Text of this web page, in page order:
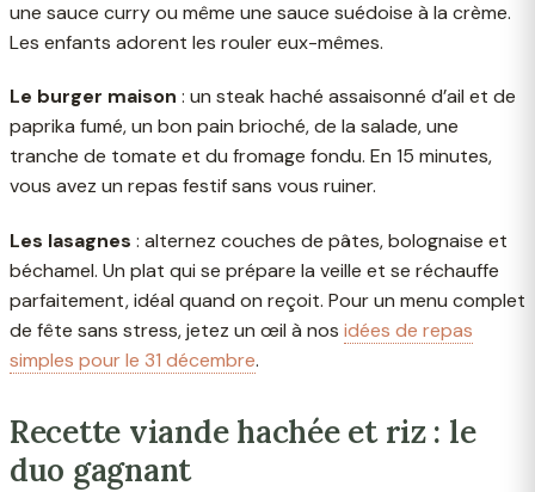
une sauce curry ou même une sauce suédoise à la crème.
Les enfants adorent les rouler eux-mêmes.
Le burger maison : un steak haché assaisonné d’ail et de
paprika fumé, un bon pain brioché, de la salade, une
tranche de tomate et du fromage fondu. En 15 minutes,
vous avez un repas festif sans vous ruiner.
Les lasagnes : alternez couches de pâtes, bolognaise et
béchamel. Un plat qui se prépare la veille et se réchauffe
parfaitement, idéal quand on reçoit. Pour un menu complet
de fête sans stress, jetez un œil à nos idées de repas
simples pour le 31 décembre.
Recette viande hachée et riz : le
duo gagnant